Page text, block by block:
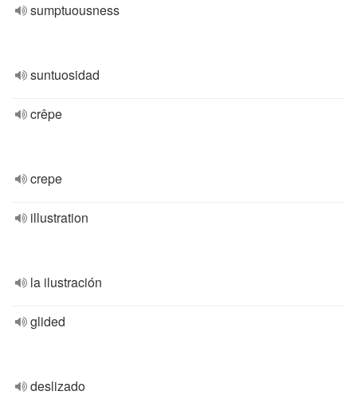
sumptuousness
suntuosidad
crêpe
crepe
illustration
la ilustración
glided
deslizado